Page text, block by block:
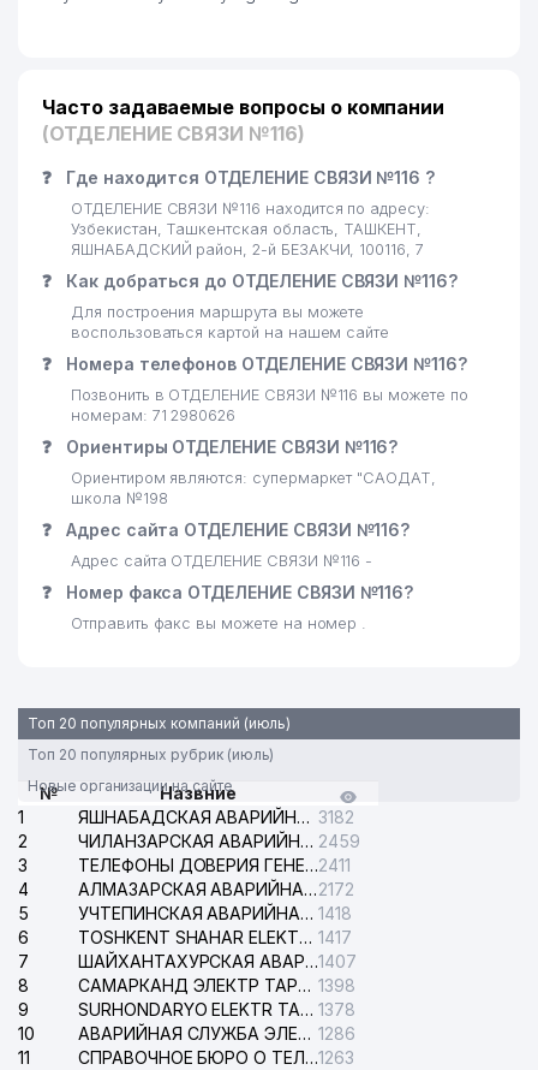
Часто задаваемые вопросы о компании
(ОТДЕЛЕНИЕ СВЯЗИ №116)
❓ Где находится ОТДЕЛЕНИЕ СВЯЗИ №116 ?
ОТДЕЛЕНИЕ СВЯЗИ №116 находится по адресу:
Узбекистан, Ташкентская область, ТАШКЕНТ,
ЯШНАБАДСКИЙ район, 2-й БЕЗАКЧИ, 100116, 7
❓ Как добраться до ОТДЕЛЕНИЕ СВЯЗИ №116?
Для построения маршрута вы можете
воспользоваться картой на нашем сайте
❓ Номера телефонов ОТДЕЛЕНИЕ СВЯЗИ №116?
Позвонить в ОТДЕЛЕНИЕ СВЯЗИ №116 вы можете по
номерам: 71 2980626
❓ Ориентиры ОТДЕЛЕНИЕ СВЯЗИ №116?
Ориентиром являются: супермаркет "САОДАТ,
школа №198
❓ Адрес сайта ОТДЕЛЕНИЕ СВЯЗИ №116?
Адрес сайта ОТДЕЛЕНИЕ СВЯЗИ №116 -
❓ Номер факса ОТДЕЛЕНИЕ СВЯЗИ №116?
Отправить факс вы можете на номер .
Топ 20 популярных компаний (июль)
Топ 20 популярных рубрик (июль)
Новые организации на сайте
№
Назвние
1
ЯШНАБАДСКАЯ АВАРИЙНАЯ СЛУЖБА ЭЛЕКТРОСЕТИ 3182
2
ЧИЛАНЗАРСКАЯ АВАРИЙНАЯ СЛУЖБА ЭЛЕКТРОСЕТИ 2459
3
ТЕЛЕФОНЫ ДОВЕРИЯ ГЕНЕРАЛЬНОЙ ПРОКУРАТУРЫ РЕСПУБЛИКИ УЗБЕКИСТАН2411
4
АЛМАЗАРСКАЯ АВАРИЙНАЯ СЛУЖБА ЭЛЕКТРОСЕТИ2172
5
УЧТЕПИНСКАЯ АВАРИЙНАЯ СЛУЖБА ЭЛЕКТРОСЕТИ 1418
6
TOSHKENT SHAHAR ELEKTR TARMOQLARI KORXONASI АО 1417
7
ШАЙХАНТАХУРСКАЯ АВАРИЙНАЯ СЛУЖБА ЭЛЕКТРОСЕТИ1407
8
САМАРКАНД ЭЛЕКТР ТАРМОКЛАРИ АО 1398
9
SURHONDARYO ELEKTR TARMOKLARI АО 1378
10
АВАРИЙНАЯ СЛУЖБА ЭЛЕКТРОСЕТИ ТАШКЕНТСКОГО РАЙОНА 1286
11
СПРАВОЧНОЕ БЮРО О ТЕЛЕФОНАХ ОРГАНИЗАЦИЙ г. ТАШКЕНТА1263